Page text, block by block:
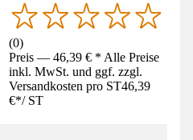
(0)
Preis — 46,39 € * Alle Preise
inkl. MwSt. und ggf. zzgl.
Versandkosten pro ST46,39
€*/ ST